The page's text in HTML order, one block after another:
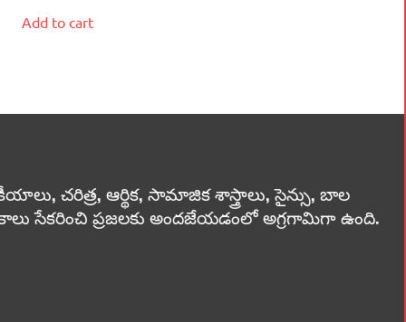
Add to cart
చరిత్ర, ఆర్థిక, సామాజిక శాస్త్రాలు, సైన్సు, బాల
సేకరించి ప్రజలకు అందజేయడంలో అగ్రగామిగా ఉంది.